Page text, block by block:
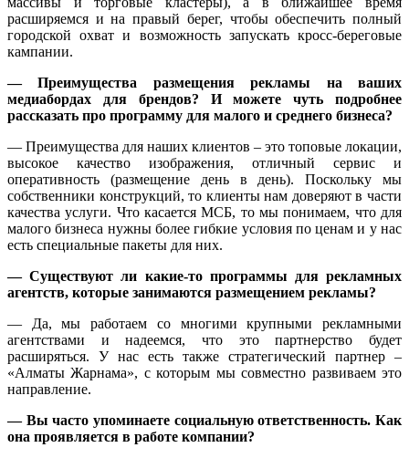
расширяемся и на правый берег, чтобы обеспечить полный
городской охват и возможность запускать кросс-береговые
кампании.
— Преимущества размещения рекламы на ваших
медиабордах для брендов? И можете чуть подробнее
рассказать про программу для малого и среднего бизнеса?
— Преимущества для наших клиентов – это топовые локации,
высокое качество изображения, отличный сервис и
оперативность (размещение день в день). Поскольку мы
собственники конструкций, то клиенты нам доверяют в части
качества услуги. Что касается МСБ, то мы понимаем, что для
малого бизнеса нужны более гибкие условия по ценам и у нас
есть специальные пакеты для них.
— Существуют ли какие-то программы для рекламных
агентств, которые занимаются размещением рекламы?
— Да, мы работаем со многими крупными рекламными
агентствами и надеемся, что это партнерство будет
расширяться. У нас есть также стратегический партнер –
«Алматы Жарнама», с которым мы совместно развиваем это
направление.
— Вы часто упоминаете социальную ответственность. Как
она проявляется в работе компании?